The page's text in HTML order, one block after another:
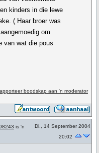
kinders in die lewe
( Haar broer was
om
van wat die pous
boodskap aan 'n moderator
is 'n
Di., 14 September 2004
20:02